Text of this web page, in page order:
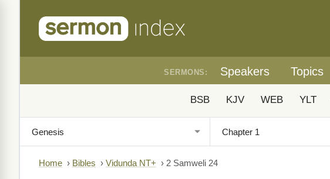
SERMONS: Speakers Topics
BSB KJV WEB YLT
Home › Bibles › Vidunda NT+ › 2 Samweli 24